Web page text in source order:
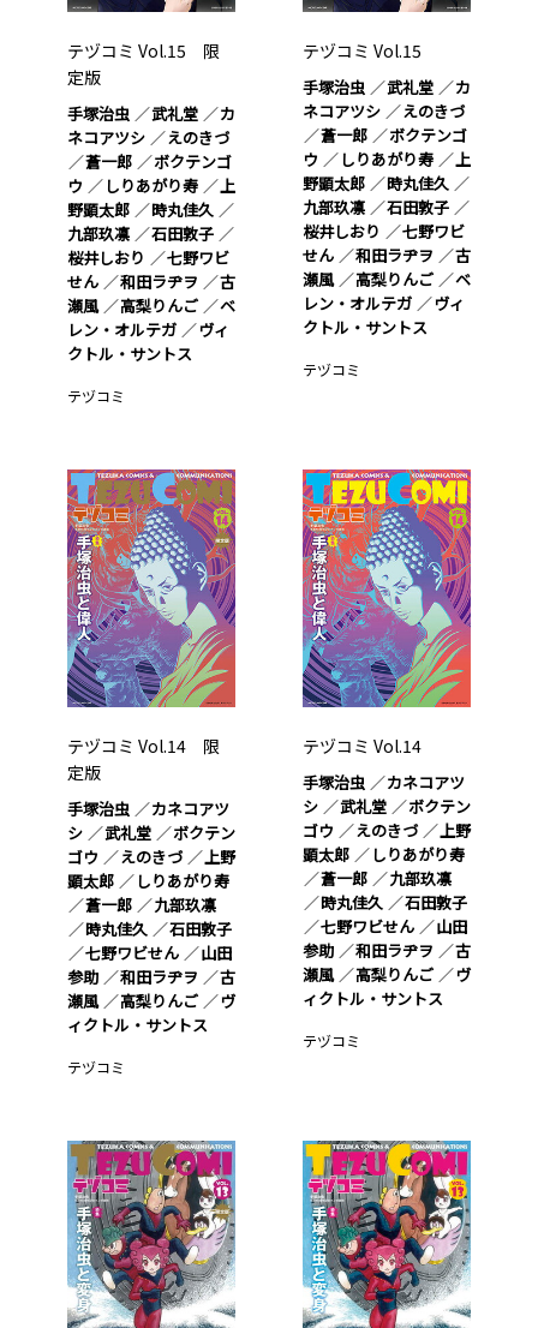
テヅコミ Vol.15 限
定版
手塚治虫 武礼堂
カ
ネコアツシ
えのきづ
蒼一郎
ボクテンゴ
ウ
しりあがり寿
上
野顕太郎
時丸佳久
九部玖凛
石田敦子
桜井しおり
七野ワビ
せん
和田ラヂヲ
古
瀬風
高梨りんご
ベ
レン・オルテガ
ヴィ
クトル・サントス
テヅコミ
テヅコミ Vol.15
手塚治虫 武礼堂
カ
ネコアツシ
えのきづ
蒼一郎
ボクテンゴ
ウ
しりあがり寿
上
野顕太郎
時丸佳久
九部玖凛
石田敦子
桜井しおり
七野ワビ
せん
和田ラヂヲ
古
瀬風
高梨りんご
ベ
レン・オルテガ
ヴィ
クトル・サントス
テヅコミ
テヅコミ Vol.14 限
定版
手塚治虫
カネコアツ
シ
武礼堂
ボクテン
ゴウ
えのきづ
上野
顕太郎
しりあがり寿
蒼一郎
九部玖凛
時丸佳久
石田敦子
七野ワビせん
山田
参助
和田ラヂヲ
古
瀬風
高梨りんご
ヴ
ィクトル・サントス
テヅコミ
テヅコミ Vol.14
手塚治虫
カネコアツ
シ
武礼堂
ボクテン
ゴウ
えのきづ
上野
顕太郎
しりあがり寿
蒼一郎
九部玖凛
時丸佳久
石田敦子
七野ワビせん
山田
参助
和田ラヂヲ
古
瀬風
高梨りんご
ヴ
ィクトル・サントス
テヅコミ